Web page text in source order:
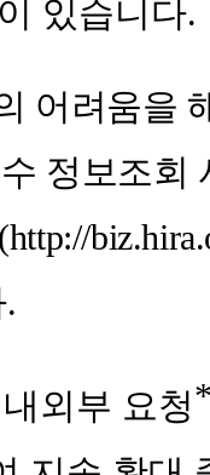
있습니다.
어려움을
정보조회
(http://
.
외부 요청